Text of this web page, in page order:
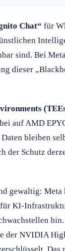
Chat“ für
sind. Bei
dieser
auf AMD
bleiben
der Schutz
gewaltig: Meta
KI-
der NVIDIA
Das